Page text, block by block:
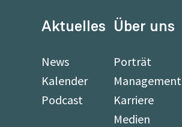
Aktuelles
News
Kalender
Podcast
Über uns
Porträt
Management
Karriere
Medien